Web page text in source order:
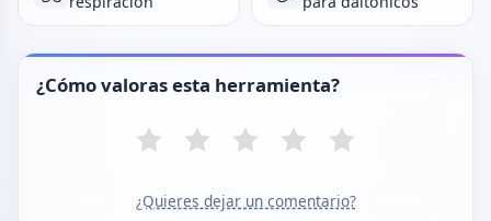
¿Cómo valoras esta herramienta?
¿Quieres dejar un comentario?